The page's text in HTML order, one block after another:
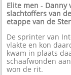
Elite men - Danny
slachtoffers van
etappe van de
De sprinter van
vlakte en kon
kwam in plaats
schaafwonden
won de rit.